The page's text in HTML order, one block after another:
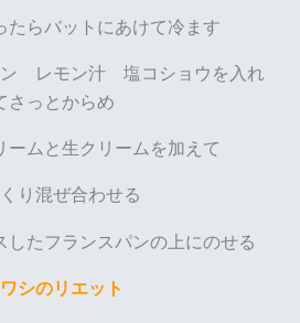
たらバットにあけて冷ます
レモン汁 塩コショウを入れ
さっとからめ
ムと生クリームを加えて
り混ぜ合わせる
たフランスパンの上にのせる
シのリエット